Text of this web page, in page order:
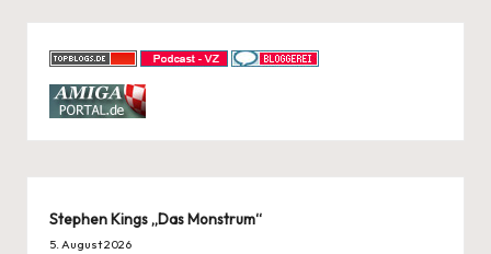
Stephen Kings „Das Monstrum“
5. August 2026